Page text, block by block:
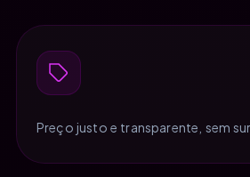
Preço justo e transparente, sem